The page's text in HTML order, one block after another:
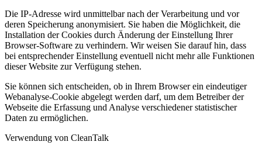
Die IP-Adresse wird unmittelbar nach der Verarbeitung und vor
deren Speicherung anonymisiert. Sie haben die Möglichkeit, die
Installation der Cookies durch Änderung der Einstellung Ihrer
Browser-Software zu verhindern. Wir weisen Sie darauf hin, dass
bei entsprechender Einstellung eventuell nicht mehr alle Funktionen
dieser Website zur Verfügung stehen.
Sie können sich entscheiden, ob in Ihrem Browser ein eindeutiger
Webanalyse-Cookie abgelegt werden darf, um dem Betreiber der
Webseite die Erfassung und Analyse verschiedener statistischer
Daten zu ermöglichen.
Verwendung von CleanTalk